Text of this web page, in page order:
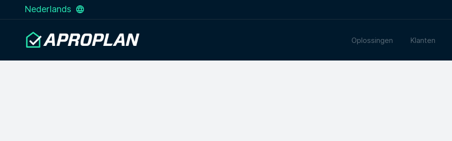
Nederlands
Oplossingen Klanten